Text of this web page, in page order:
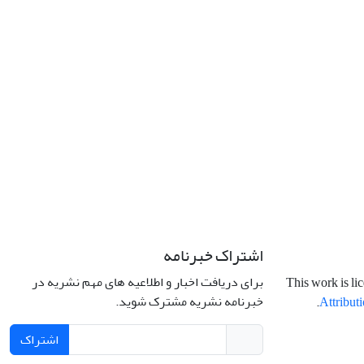
This work is
.
اشتراک خبرنامه
برای دریافت اخبار و اطلاعیه های مهم نشریه در
خبرنامه نشریه مشترک شوید.
اشتراک